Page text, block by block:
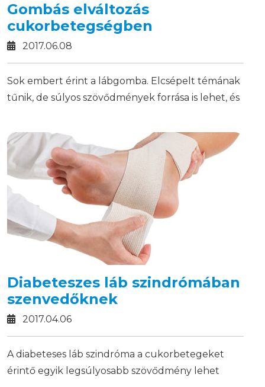
Gombás elváltozás
cukorbetegségben
2017.06.08
Sok embert érint a lábgomba. Elcsépelt témának
tűnik, de súlyos szövődmények forrása is lehet, és
sodorják veszélybe, hanem cukorbetegség
esetén súlyosabb következményekkel is
szembesülhetnek.
Diabeteszes láb szindrómában
szenvedőknek
2017.04.06
A diabeteses láb szindróma a cukorbetegeket
érintő egyik legsúlyosabb szövődmény lehet